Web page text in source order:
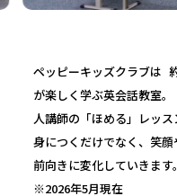
ペッピーキッズクラブは
が楽しく学ぶ英会話教室
人講師の「ほめる」レッ
身につくだけでなく、笑
前向きに変化していきます。
※2026年5月現在